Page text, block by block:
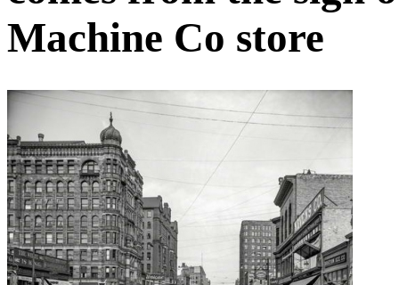
Machine Co store